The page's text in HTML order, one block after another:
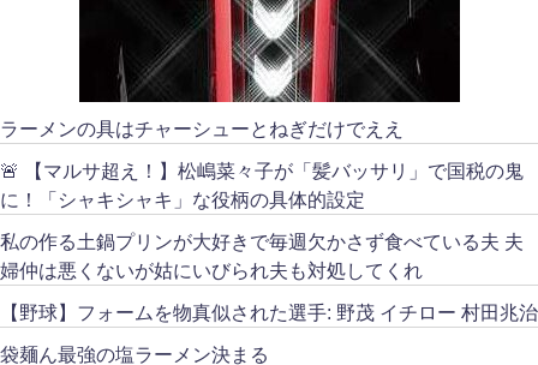
ラーメンの具はチャーシューとねぎだけでええ
🚨 【マルサ超え！】松嶋菜々子が「髪バッサリ」で国税の鬼
に！「シャキシャキ」な役柄の具体的設定
私の作る土鍋プリンが大好きで毎週欠かさず食べている夫 夫
婦仲は悪くないが姑にいびられ夫も対処してくれ
【野球】フォームを物真似された選手: 野茂 イチロー 村田兆治
袋麺ん最強の塩ラーメン決まる